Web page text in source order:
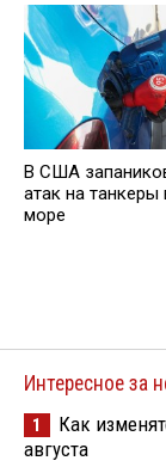
В США
атак на танкеры
море
Интересное за
1
Как
августа